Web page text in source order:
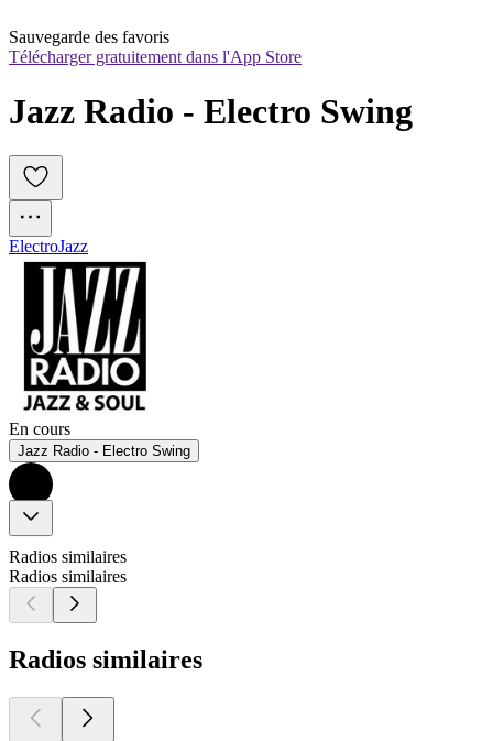
Sauvegarde des favoris
Télécharger gratuitement dans l'App Store
Jazz Radio - Electro Swing
ElectroJazz
En cours
Jazz Radio - Electro Swing
Radios similaires
Radios similaires
Radios similaires